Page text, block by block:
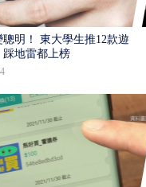
明！ 東大學生推12款遊
地雷都上榜